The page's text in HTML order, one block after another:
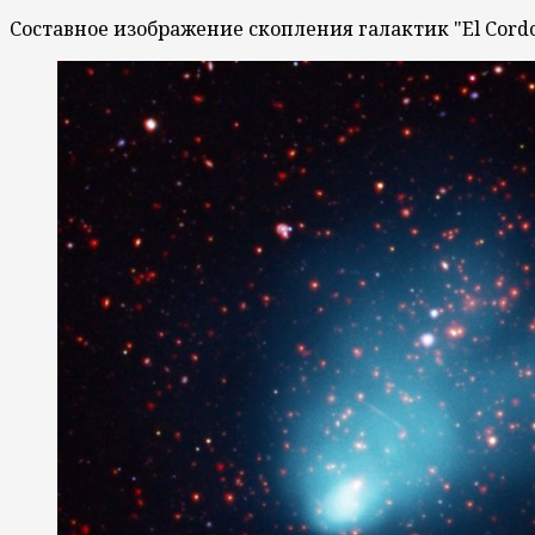
Составное изображение скопления галактик "El